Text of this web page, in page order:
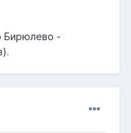
Бирюлево -